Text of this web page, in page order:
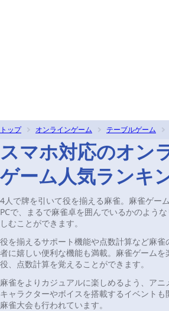
トップ オンラインゲーム テーブルゲーム
スマホ対応のオン
ゲーム人気ランキ
4人で牌を引いて役を揃える麻雀。麻雀ゲー
PCで、まるで麻雀卓を囲んでいるかのよう
しむことができます。
役を揃えるサポート機能や点数計算など麻
者に嬉しい便利な機能も満載。麻雀ゲーム
役、点数計算を覚えることができます。
麻雀をよりカジュアルに楽しめるよう、アニ
キャラクターやボイスを搭載するイベント
麻雀大会も行われています。